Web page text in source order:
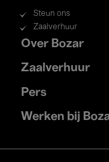
Steun ons
Zaalverhuur
Footer
menu
Over Bozar
Zaalverhuur
Pers
Werken bij